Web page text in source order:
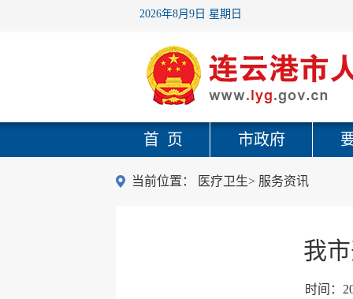
2026年8月9日 星期日
首 页 市政府
当前位置： 医疗卫生> 服务资讯
我
时间：